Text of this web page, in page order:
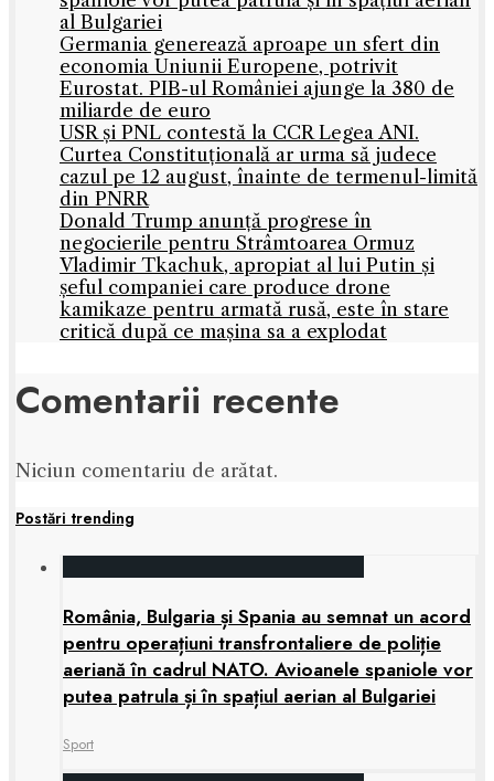
al Bulgariei
Germania generează aproape un sfert din
economia Uniunii Europene, potrivit
Eurostat. PIB-ul României ajunge la 380 de
miliarde de euro
USR și PNL contestă la CCR Legea ANI.
Curtea Constituțională ar urma să judece
cazul pe 12 august, înainte de termenul-limită
din PNRR
Donald Trump anunță progrese în
negocierile pentru Strâmtoarea Ormuz
Vladimir Tkachuk, apropiat al lui Putin și
șeful companiei care produce drone
kamikaze pentru armată rusă, este în stare
critică după ce mașina sa a explodat
Comentarii recente
Niciun comentariu de arătat.
Postări trending
România, Bulgaria și Spania au semnat un acord
pentru operațiuni transfrontaliere de poliție
aeriană în cadrul NATO. Avioanele spaniole vor
putea patrula și în spațiul aerian al Bulgariei
Sport